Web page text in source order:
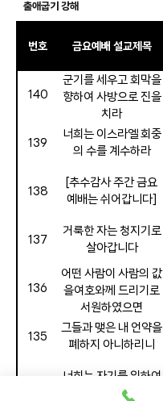
출애굽기 강해
번호 금요예배 설교제목
140
군기를 세우고 회막을
향하여 사방으로 진을
치라
139
너희는 이스라엘 회중
의 수를 계수하라
138
[추수감사 주간 금요
예배는 쉬어갑니다]
137
거룩한 자는 청지기로
살아갑니다
136
어떤 사람이 사람의 값
을여호와께 드리기로
서원하였으면
135
그들과 맺은 내 언약을
폐하지 아니하리니
너희는 자기를 위하여
우상을 만들지 말지니